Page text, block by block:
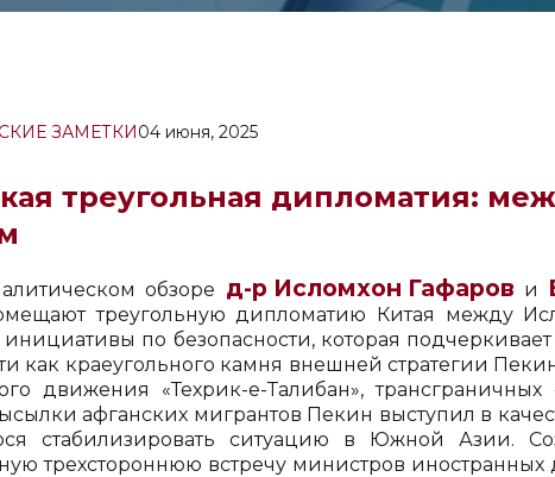
ЗАМЕТКИ04 июня, 2025
треугольная дипломатия:
обзоре д-р Исломхон Гафаров и
треугольную дипломатию Китая между
инициативы по безопасности, которая
как краеугольного камня внешней стратегии
движения «Техрик-е-Талибан»,
афганских мигрантов Пекин выступил в
стабилизировать ситуацию в Южной Азии.
трехстороннюю встречу министров иностранных